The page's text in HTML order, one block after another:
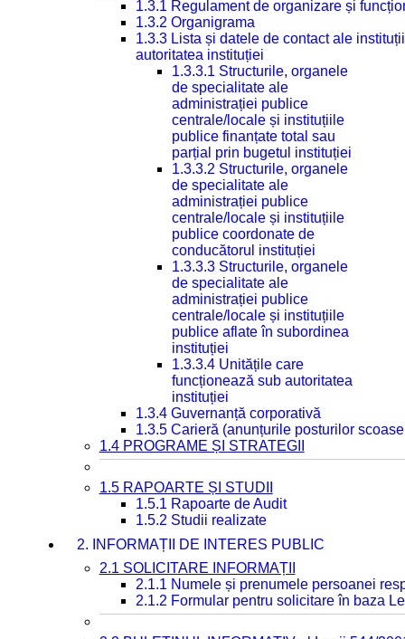
1.3.1 Regulament de organizare și
1.3.2 Organigrama
1.3.3 Lista și datele de contact ale
autoritatea instituției
1.3.3.1 Structurile, organele
de specialitate ale
administrației publice
centrale/locale și instituțiile
publice finanțate total sau
parțial prin bugetul instituției
1.3.3.2 Structurile, organele
de specialitate ale
administrației publice
centrale/locale și instituțiile
publice coordonate de
conducătorul instituției
1.3.3.3 Structurile, organele
de specialitate ale
administrației publice
centrale/locale și instituțiile
publice aflate în subordinea
instituției
1.3.3.4 Unitățile care
funcționează sub autoritatea
instituției
1.3.4 Guvernanță corporativă
1.3.5 Carieră (anunțurile posturilor
1.4 PROGRAME ȘI STRATEGII
1.5 RAPOARTE ȘI STUDII
1.5.1 Rapoarte de Audit
1.5.2 Studii realizate
2. INFORMAȚII DE INTERES PUBLIC
2.1 SOLICITARE INFORMAȚII
2.1.1 Numele și prenumele persoanei
2.1.2 Formular pentru solicitare în baza